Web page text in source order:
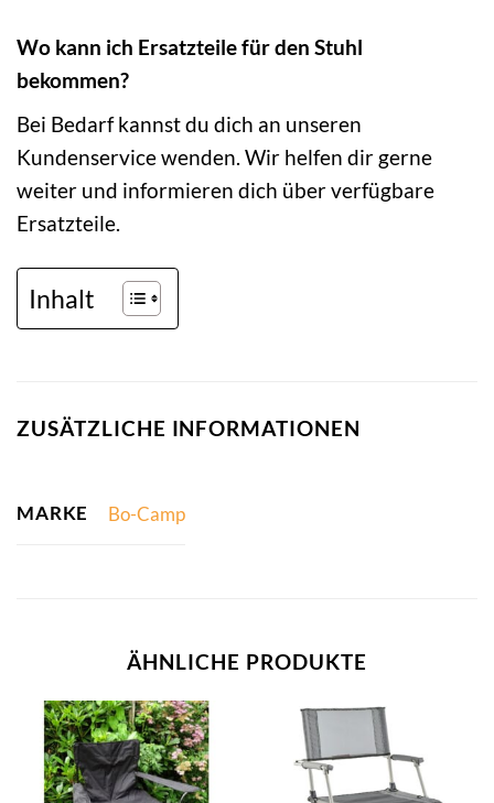
Wo kann ich Ersatzteile für den Stuhl
bekommen?
Bei Bedarf kannst du dich an unseren
Kundenservice wenden. Wir helfen dir gerne
weiter und informieren dich über verfügbare
Ersatzteile.
Inhalt
ZUSÄTZLICHE INFORMATIONEN
MARKE Bo-Camp
ÄHNLICHE PRODUKTE